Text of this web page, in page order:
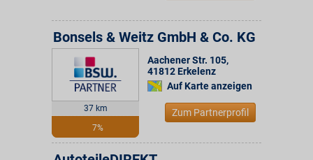
37 km
7%
Bonsels & Weitz GmbH & Co. KG
Aachener Str. 105,
41812 Erkelenz
Auf Karte anzeigen
Zum Partnerprofil